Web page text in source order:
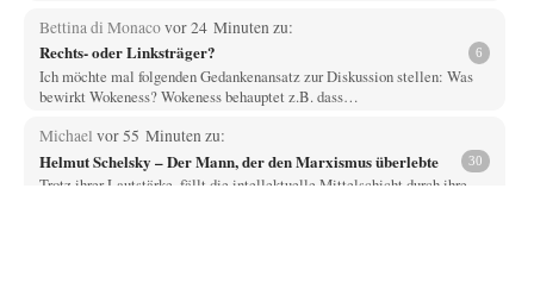
Bettina di Monacovor 24 Minuten zu:
Rechts- oder Linksträger? 6
Ich möchte mal folgenden Gedankenansatz zur Diskussion stellen: Was
bewirkt Wokeness? Wokeness behauptet z.B. dass…
Michael vor 55 Minuten zu:
Helmut Schelsky – Der Mann, der den Marxismus überlebte 30
Trotz ihrer Lautstärke, fällt die intellektuelle Mittelschicht durch ihre